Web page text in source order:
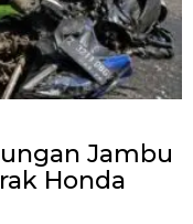
Jambu
Honda